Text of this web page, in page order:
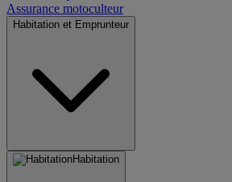
Assurance motoculteur
Habitation et Emprunteur
Habitation